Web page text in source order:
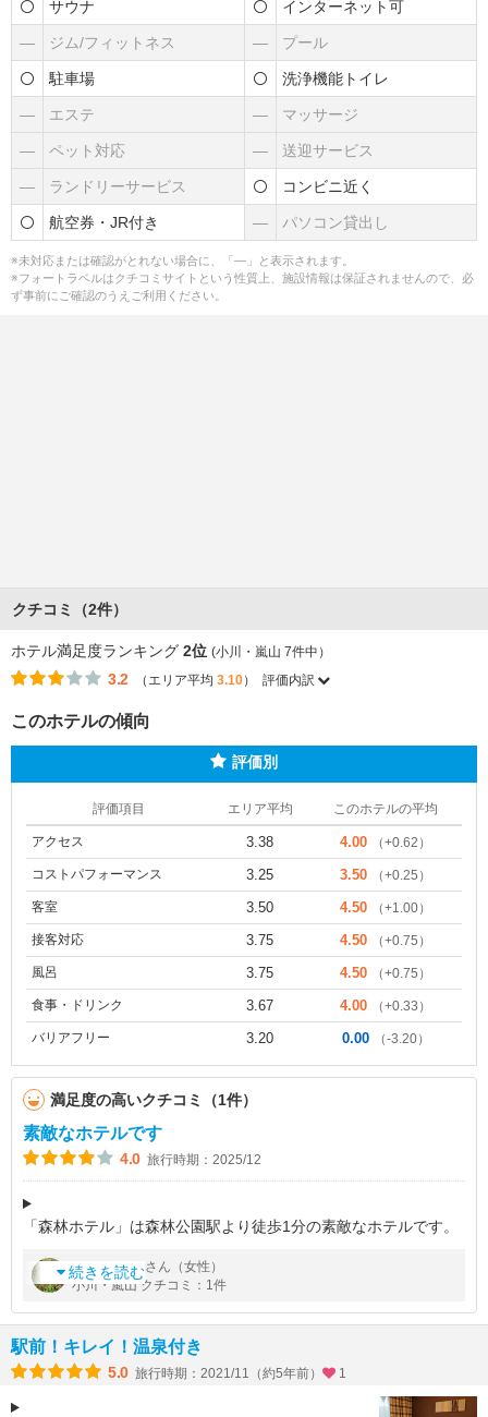
サウナ インターネット可
― ジム/フィットネス ― プール
駐車場 洗浄機能トイレ
― エステ ― マッサージ
― ペット対応 ― 送迎サービス
― ランドリーサービス コンビニ近く
航空券・JR付き ― パソコン貸出し
※未対応または確認がとれない場合に、「―」と表示されます。
※フォートラベルはクチコミサイトという性質上、施設情報は保証されませんので、必
ず事前にご確認のうえご利用ください。
クチコミ（2件）
ホテル満足度ランキング 2位 (小川・嵐山 7件中）
3.2 （エリア平均 3.10） 評価内訳
このホテルの傾向
評価別
評価項目 エリア平均 このホテルの平均
アクセス 3.38 4.00 （+0.62）
コストパフォーマンス 3.25 3.50 （+0.25）
客室 3.50 4.50 （+1.00）
接客対応 3.75 4.50 （+0.75）
風呂 3.75 4.50 （+0.75）
食事・ドリンク 3.67 4.00 （+0.33）
バリアフリー 3.20 0.00 （-3.20）
満足度の高いクチコミ（1件）
素敵なホテルです
4.0 旅行時期：2025/12
「森林ホテル」は森林公園駅より徒歩1分の素敵なホテルです。
温かみのあるモダンなデザインの客室で、ゆっくりと過ごせま
す。
大浴場「森林の湯」は
続きを読む
by夏ミカン さん（女性）
小川・嵐山 クチコミ：1件
駅前！キレイ！温泉付き
5.0 旅行時期：2021/11（約5年前） 1